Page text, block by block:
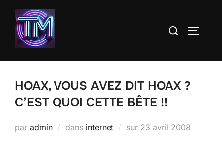
Aller
contenu
Rechercher :
HOAX, VOUS AVEZ DIT HOAX ?
C’EST QUOI CETTE BÊTE !!
par admin dans internet sur Publié
23 avril 2008